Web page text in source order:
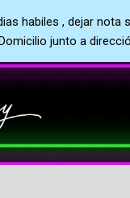
habiles , dejar nota
junto a